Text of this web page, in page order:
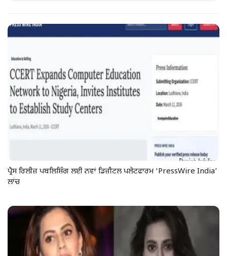
ਪ੍ਰੈਸ ਰਿਲੀਜ਼ ਪਬਲਿਸ਼ਿੰਗ ਲਈ ਨਵਾਂ ਡਿਜ਼ੀਟਲ ਪਲੇਟਫਾਰਮ ‘PressWire India’
ਲਾਂਚ